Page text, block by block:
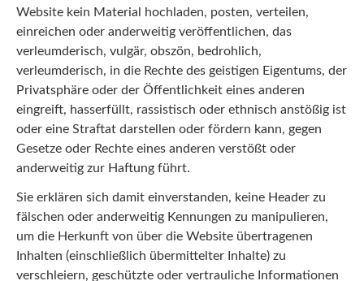
Website kein Material hochladen, posten, verteilen,
einreichen oder anderweitig veröffentlichen, das
verleumderisch, vulgär, obszön, bedrohlich,
verleumderisch, in die Rechte des geistigen Eigentums, der
Privatsphäre oder der Öffentlichkeit eines anderen
eingreift, hasserfüllt, rassistisch oder ethnisch anstößig ist
oder eine Straftat darstellen oder fördern kann, gegen
Gesetze oder Rechte eines anderen verstößt oder
anderweitig zur Haftung führt.
Sie erklären sich damit einverstanden, keine Header zu
fälschen oder anderweitig Kennungen zu manipulieren,
um die Herkunft von über die Website übertragenen
Inhalten (einschließlich übermittelter Inhalte) zu
verschleiern, geschützte oder vertrauliche Informationen